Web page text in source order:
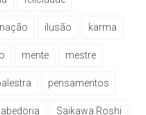
ilusão karma
mente mestre
pensamentos
Saikawa Roshi